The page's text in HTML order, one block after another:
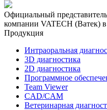
Официальный представитель
компании VATECH (Ватек)
Продукция
Интраоральная
3D диагностика
2D диагностика
Программное
Team Viewer
CAD/CAM
Ветеринарная